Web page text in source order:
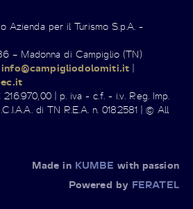
Azienda per il Turismo S.p.A. -
– Madonna di Campiglio (TN)
info@campigliodolomiti.it |
| p. iva - c.f. - i.v. Reg. Imp.
di TN R.E.A. n. 0182581 | © All
Made in KUMBE with passion
Powered by FERATEL